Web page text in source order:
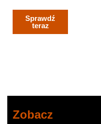
12/256GB
Biały
Sprawdź
teraz
Zobacz